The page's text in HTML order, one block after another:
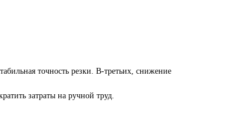
точность резки. В-третьих, снижение
затраты на ручной труд.